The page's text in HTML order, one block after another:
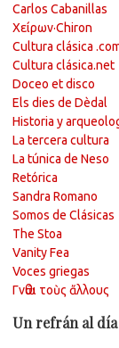
Carlos Cabanillas
Χείρων·Chiron
Cultura clásica
Cultura clásica.net
Doceo et disco
Els dies de Dèdal
Historia y
La tercera cultura
La túnica de Neso
Retórica
Sandra Romano
Somos de Clásicas
The Stoa
Vanity Fea
Voces griegas
Γνῶθι τοὺς ἄλλους
Un refrán al día